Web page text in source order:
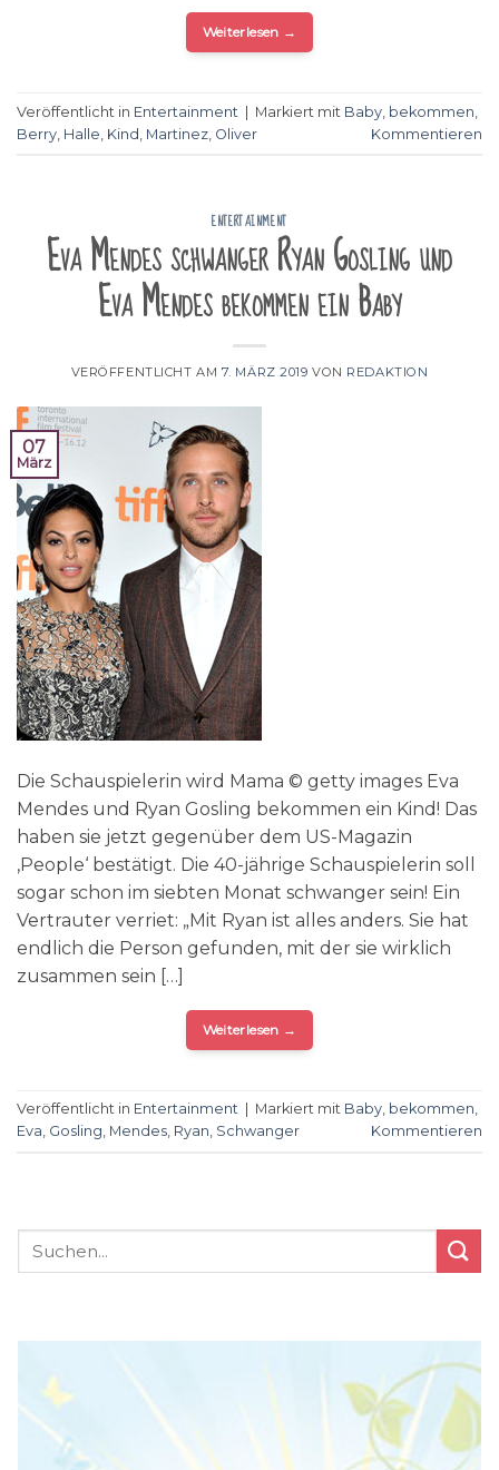
Weiterlesen →
Veröffentlicht in Entertainment | Markiert mit Baby bekommen
Berry Halle Kind Martinez Oliver Kommentieren
ENTERTAINMENT
Eva Mendes schwanger Ryan Gosling und
Eva Mendes bekommen ein Baby
VERÖFFENTLICHT AM 7. MÄRZ 2019 VON REDAKTION
07
März
Die Schauspielerin wird Mama © getty images Eva
Mendes und Ryan Gosling bekommen ein Kind! Das
haben sie jetzt gegenüber dem US-Magazin
‚People‘ bestätigt. Die 40-jährige Schauspielerin soll
sogar schon im siebten Monat schwanger sein! Ein
Vertrauter verriet: „Mit Ryan ist alles anders. Sie hat
endlich die Person gefunden, mit der sie wirklich
zusammen sein […]
Weiterlesen →
Veröffentlicht in Entertainment Markiert mit Baby, bekommen,
Eva, Gosling, Mendes, Ryan, Schwanger Kommentieren